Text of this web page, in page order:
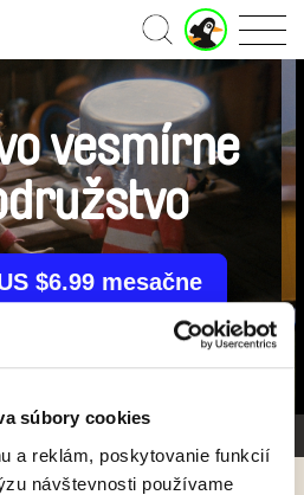
súbory cookies
a reklám, poskytovanie funkcií
návštevnosti používame
J
u
i
o
r
ú
č
vesmírne
$6.99 mesačne